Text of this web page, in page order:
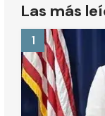
Las más
1